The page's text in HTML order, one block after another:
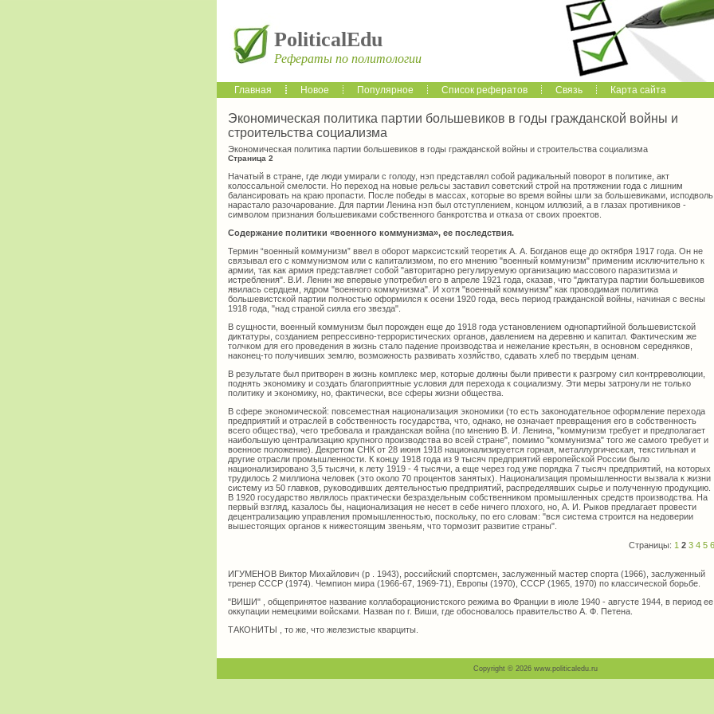
PoliticalEdu
Рефераты по политологии
Главная Новое Популярное Список рефератов Связь Карта сайта
Экономическая политика партии большевиков в годы гражданской войны и
строительства социализма
Экономическая политика партии большевиков в годы гражданской войны и строительства социализма
Страница 2
Начатый в стране, где люди умирали с голоду, нэп представлял собой радикальный поворот в политике, акт
колоссальной смелости. Но переход на новые рельсы заставил советский строй на протяжении года с лишним
балансировать на краю пропасти. После победы в массах, которые во время войны шли за большевиками, исподволь
нарастало разочарование. Для партии Ленина нэп был отступлением, концом иллюзий, а в глазах противников -
символом признания большевиками собственного банкротства и отказа от своих проектов.
Содержание политики «военного коммунизма», ее последствия.
Термин “военный коммунизм” ввел в оборот марксистский теоретик А. А. Богданов еще до октября 1917 года. Он не
связывал его с коммунизмом или с капитализмом, по его мнению "военный коммунизм" применим исключительно к
армии, так как армия представляет собой "авторитарно регулируемую организацию массового паразитизма и
истребления". В.И. Ленин же впервые употребил его в апреле 1921 года, сказав, что "диктатура партии большевиков
явилась сердцем, ядром "военного коммунизма". И хотя "военный коммунизм" как проводимая политика
большевистской партии полностью оформился к осени 1920 года, весь период гражданской войны, начиная с весны
1918 года, "над страной сияла его звезда".
В сущности, военный коммунизм был порожден еще до 1918 года установлением однопартийной большевистской
диктатуры, созданием репрессивно-террористических органов, давлением на деревню и капитал. Фактическим же
толчком для его проведения в жизнь стало падение производства и нежелание крестьян, в основном середняков,
наконец-то получивших землю, возможность развивать хозяйство, сдавать хлеб по твердым ценам.
В результате был притворен в жизнь комплекс мер, которые должны были привести к разгрому сил контрреволюции,
поднять экономику и создать благоприятные условия для перехода к социализму. Эти меры затронули не только
политику и экономику, но, фактически, все сферы жизни общества.
В сфере экономической: повсеместная национализация экономики (то есть законодательное оформление перехода
предприятий и отраслей в собственность государства, что, однако, не означает превращения его в собственность
всего общества), чего требовала и гражданская война (по мнению В. И. Ленина, "коммунизм требует и предполагает
наибольшую централизацию крупного производства во всей стране", помимо "коммунизма" того же самого требует и
военное положение). Декретом СНК от 28 июня 1918 национализируется горная, металлургическая, текстильная и
другие отрасли промышленности. К концу 1918 года из 9 тысяч предприятий европейской России было
национализировано 3,5 тысячи, к лету 1919 - 4 тысячи, а еще через год уже порядка 7 тысяч предприятий, на которых
трудилось 2 миллиона человек (это около 70 процентов занятых). Национализация промышленности вызвала к жизни
систему из 50 главков, руководивших деятельностью предприятий, распределявших сырье и полученную продукцию.
В 1920 государство являлось практически безраздельным собственником промышленных средств производства. На
первый взгляд, казалось бы, национализация не несет в себе ничего плохого, но, А. И. Рыков предлагает провести
децентрализацию управления промышленностью, поскольку, по его словам: "вся система строится на недоверии
вышестоящих органов к нижестоящим звеньям, что тормозит развитие страны".
Страницы: 1 2 3 4 5 6
ИГУМЕНОВ Виктор Михайлович (р . 1943), российский спортсмен, заслуженный мастер спорта (1966), заслуженный
тренер СССР (1974). Чемпион мира (1966-67, 1969-71), Европы (1970), СССР (1965, 1970) по классической борьбе.
"ВИШИ" , общепринятое название коллаборационистского режима во Франции в июле 1940 - августе 1944, в период ее
оккупации немецкими войсками. Назван по г. Виши, где обосновалось правительство А. Ф. Петена.
ТАКОНИТЫ , то же, что железистые кварциты.
Copyright © 2026 www.politicaledu.ru